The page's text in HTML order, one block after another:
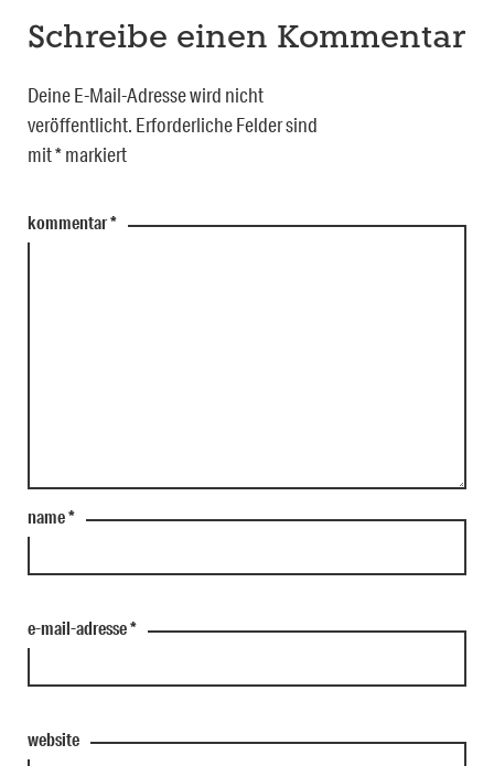
Schreibe einen Kommentar
Deine E-Mail-Adresse wird nicht
veröffentlicht. Erforderliche Felder sind
mit*markiert
kommentar*
name*
e-mail-adresse*
website